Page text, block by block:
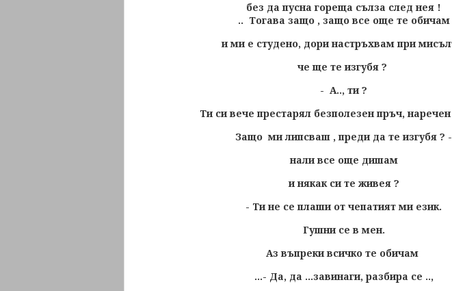
без да пусна гореща сълза след нея !
.. Тогава защо , защо все още те обичам
и ми е студено, дори настръхвам при
че ще те изгубя ?
- А.., ти ?
Ти си вече престарял безполезен пръч,
Защо ми липсваш , преди да те изгубя ? -
нали все още дишам
и някак си те живея ?
- Ти не се плаши от чепатият ми език.
Гушни се в мен.
Аз въпреки всичко те обичам
...- Да, да ...завинаги, разбира се ..,